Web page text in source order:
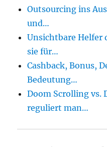
Outsourcing ins
und…
Unsichtbare Helfer
sie für…
Cashback, Bonus,
Bedeutung…
Doom Scrolling vs.
reguliert man…